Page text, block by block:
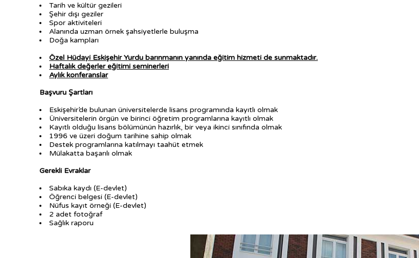
Tarih ve kültür gezileri
Şehir dışı geziler
Spor aktiviteleri
Alanında uzman örnek şahsiyetlerle buluşma
Doğa kampları
Özel Hüdayi Eskişehir Yurdu barınmanın yanında eğitim hizmeti de sunmaktadır.
Haftalık değerler eğitimi seminerleri
Aylık konferanslar
Başvuru Şartları
Eskişehir’de bulunan üniversitelerde lisans programında kayıtlı olmak
Üniversitelerin örgün ve birinci öğretim programlarına kayıtlı olmak
Kayıtlı olduğu lisans bölümünün hazırlık, bir veya ikinci sınıfında olmak
1996 ve üzeri doğum tarihine sahip olmak
Destek programlarına katılmayı taahüt etmek
Mülakatta başarılı olmak
Gerekli Evraklar
Sabıka kaydı (E-devlet)
Öğrenci belgesi (E-devlet)
Nüfus kayıt örneği (E-devlet)
2 adet fotoğraf
Sağlık raporu